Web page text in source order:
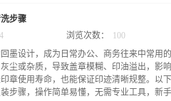
本的区别，直接决定了后续的使用效果和
料，这种材料质地细腻，表面的微孔结构
型时精准还原图文细节，不易出现变形、
料，质地相对粗糙，微孔结构的均匀度不
硬化、龟裂的问题。此外，进口印章的外
手感更顺滑，而普通印章的外壳多为轻便
：印迹效果与便捷度的直观差距使用体验
步骤
墨设计，成为日常办公、商务往来中常用
尘或杂质，导致盖章模糊、印油溢出，影
章使用寿命，也能保证印迹清晰规整。以
步骤，操作简单易懂，无需专业工具，新
浏览次数： 100